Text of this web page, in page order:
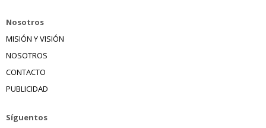
Nosotros
MISIÓN Y VISIÓN
NOSOTROS
CONTACTO
PUBLICIDAD
Síguentos